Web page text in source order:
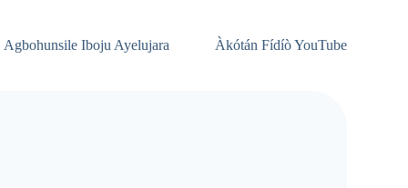
Agbohunsile Iboju Ayelujara Àkótán Fídíò YouTube